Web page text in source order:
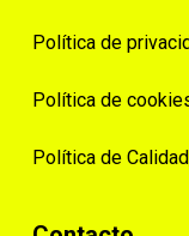
Política de
Política de
Política de